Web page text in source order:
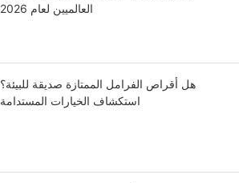
العالميين لعام 2026
هل أقراص الفرامل الممتازة صديقة للبيئة؟
استكشاف الخيارات المستدامة